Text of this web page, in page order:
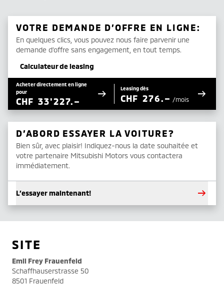
VOTRE DEMANDE D’OFFRE EN LIGNE:
En quelques clics, vous pouvez nous faire parvenir une
demande d’offre sans engagement, en tout temps.
Calculateur de leasing
Acheter directement en ligne
pour
CHF 33'227.–
Leasing dès
CHF 276.– /mois
D’ABORD ESSAYER LA VOITURE?
Bien sûr, avec plaisir! Indiquez-nous la date souhaitée et
votre partenaire Mitsubishi Motors vous contactera
immédiatement.
L’essayer maintenant!
SITE
Emil Frey Frauenfeld
Schaffhauserstrasse 50
8501 Frauenfeld